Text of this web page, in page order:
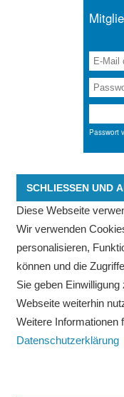
Diese Webseite
Wir verwenden
personalisieren,
können und die
Sie geben
Webseite weiterhin
Weitere Informationen
Datenschutzerklärung